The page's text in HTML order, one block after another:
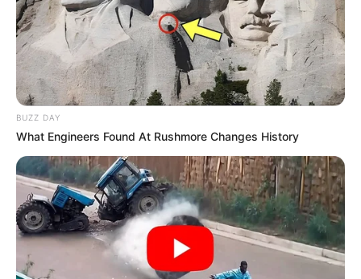
BUZZ DAY
What Engineers Found At Rushmore Changes History